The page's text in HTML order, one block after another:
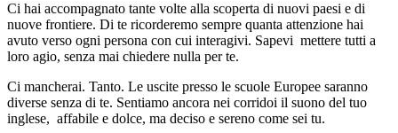
Ci hai accompagnato tante volte alla scoperta di nuovi paesi e di
nuove frontiere. Di te ricorderemo sempre quanta attenzione hai
avuto verso ogni persona con cui interagivi. Sapevi mettere tutti a
loro agio, senza mai chiedere nulla per te.
Ci mancherai. Tanto. Le uscite presso le scuole Europee saranno
diverse senza di te. Sentiamo ancora nei corridoi il suono del tuo
inglese, affabile e dolce, ma deciso e sereno come sei tu.